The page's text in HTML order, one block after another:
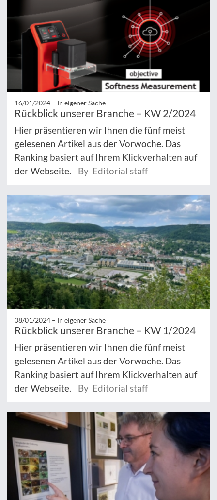
16/01/2024 – In eigener Sache
Rückblick unserer Branche – KW 2/2024
Hier präsentieren wir Ihnen die fünf meist
gelesenen Artikel aus der Vorwoche. Das
Ranking basiert auf Ihrem Klickverhalten auf
der Webseite.
By Editorial staff
08/01/2024 – In eigener Sache
Rückblick unserer Branche – KW 1/2024
Hier präsentieren wir Ihnen die fünf meist
gelesenen Artikel aus der Vorwoche. Das
Ranking basiert auf Ihrem Klickverhalten auf
der Webseite.
By Editorial staff